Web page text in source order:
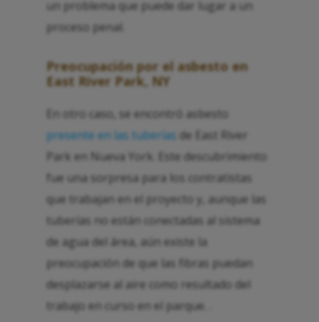
un problema que puede dar lugar a un
proceso penal.
Preocupación por el asbesto en
East River Park, NY
En otro caso, se encontró asbesto
presente en las tuberías de East River
Park en Nueva York. Este descubrimiento
fue una sorpresa para los contratistas
que trabajan en el proyecto y, aunque las
tuberías no están conectadas al sistema
de agua del área, aún existe la
preocupación de que las fibras puedan
desplazarse al aire como resultado del
trabajo en curso en el parque. .